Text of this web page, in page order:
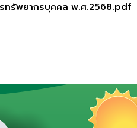
รทรัพยากรบุคคล พ.ศ.2568.pdf